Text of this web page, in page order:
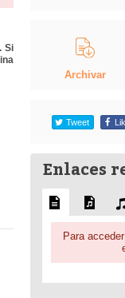
Si
Archivar
Tweet
Enlaces
Para